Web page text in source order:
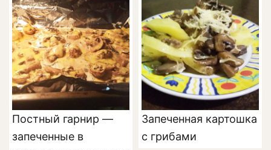
Постный гарнир —
запеченные в
Запеченная картошка
с грибами